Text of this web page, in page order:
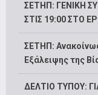
ΣΕΤΗΠ: ΓΕΝΙΚΗ
ΣΤΙΣ 19:00 ΣΤΟ
ΣΕΤΗΠ:
Εξάλειψης της
ΔΕΛΤΙΟ ΤΥΠΟΥ: